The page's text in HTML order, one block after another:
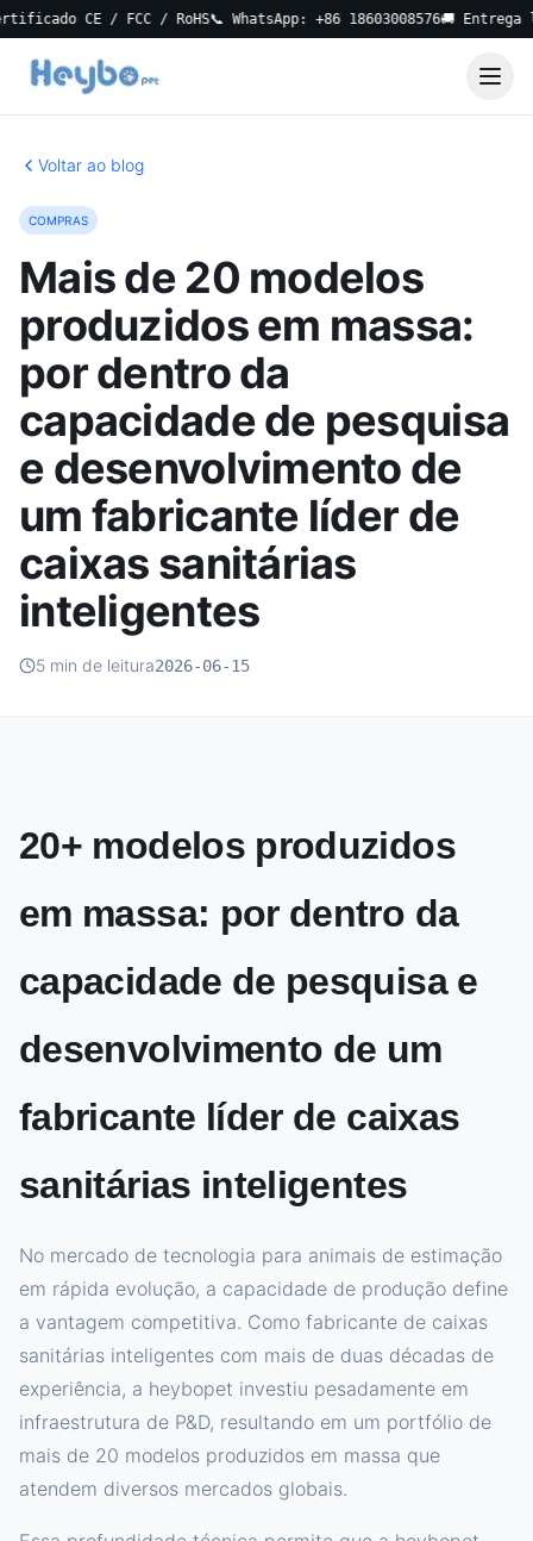
CE / FCC / RoHS 📞 WhatsApp: +86 18603008576🚚 Entrega local
Voltar ao blog
COMPRAS
Mais de 20 modelos
produzidos em massa:
por dentro da
capacidade de pesquisa
e desenvolvimento de
um fabricante líder de
caixas sanitárias
inteligentes
5 min de leitura2026-06-15
20+ modelos produzidos
em massa: por dentro da
capacidade de pesquisa e
desenvolvimento de um
fabricante líder de caixas
sanitárias inteligentes
No mercado de tecnologia para animais de estimação
em rápida evolução, a capacidade de produção define
a vantagem competitiva. Como fabricante de caixas
sanitárias inteligentes com mais de duas décadas de
experiência, a heybopet investiu pesadamente em
infraestrutura de P&D, resultando em um portfólio de
mais de 20 modelos produzidos em massa que
atendem diversos mercados globais.